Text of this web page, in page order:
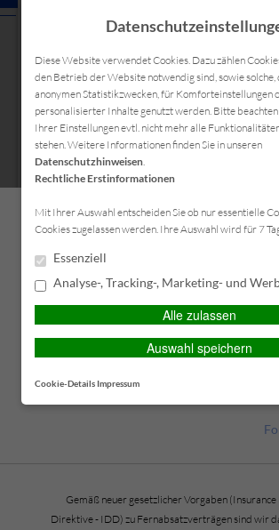
Persönliche Beratung gewünscht?
Ich wünsche eine persönliche
Kontakt mit einem Berater
möchte
Gemäß neuer gesetzlicher Vorgaben
Direktive - IDD) zu Fernabsatzverträgen sind wir
Diese Website verwendet Cookies. Dazu zählen
den Betrieb der Website notwendig sind, sowie solche,
anonymen Statistikzwecken, für Komforteinstellungen
personalisierter Inhalte genutzt werden. Bitte beachten
Ihrer Einstellungen evtl. nicht mehr alle
stehen. Weitere Informationen finden Sie in unseren
Datenschutzhinweisen.
Rechtliche Erstinformationen
Mit Ihrer Auswahl entscheiden Sie ob nur essentielle
Cookies zugelassen werden. Ihre Auswahl wird für 7
Essenziell
Analyse-, Tracking-, Marketing- und
Alle zulassen
Auswahl speichern
Cookie-Details Impressum